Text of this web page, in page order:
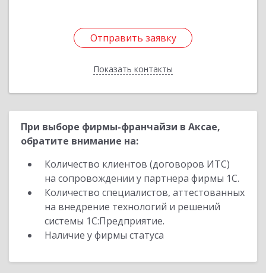
Отправить заявку
Показать контакты
Отправить заявку
Назад
При выборе фирмы-франчайзи в Аксае,
обратите внимание на:
Количество клиентов (договоров ИТС)
на сопровождении у партнера фирмы 1С.
Количество специалистов, аттестованных
на внедрение технологий и решений
системы 1С:Предприятие.
Наличие у фирмы статуса